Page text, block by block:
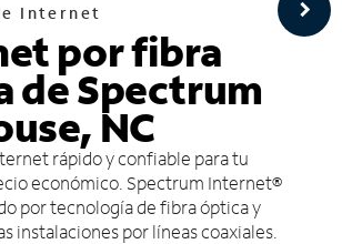
Internet
por fibra
de Spectrum
NC
rápido y confiable para tu
económico. Spectrum Internet®
por tecnología de fibra óptica y
instalaciones por líneas coaxiales.